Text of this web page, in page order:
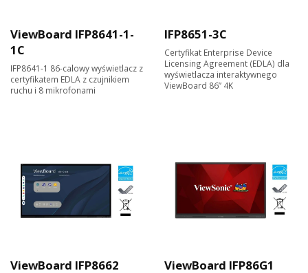
ViewBoard IFP8641-1-
1C
IFP8641-1 86-calowy wyświetlacz z
certyfikatem EDLA z czujnikiem
ruchu i 8 mikrofonami
IFP8651-3C
Certyfikat Enterprise Device
Licensing Agreement (EDLA) dla
wyświetlacza interaktywnego
ViewBoard 86” 4K
ViewBoard IFP8662 ViewBoard IFP86G1